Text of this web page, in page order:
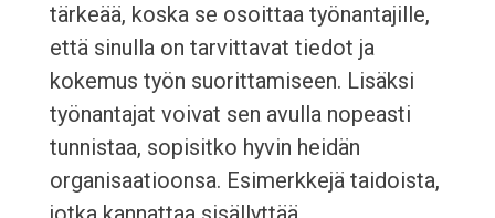
tärkeää, koska se osoittaa työnantajille,
että sinulla on tarvittavat tiedot ja
kokemus työn suorittamiseen. Lisäksi
työnantajat voivat sen avulla nopeasti
tunnistaa, sopisitko hyvin heidän
organisaatioonsa. Esimerkkejä taidoista,